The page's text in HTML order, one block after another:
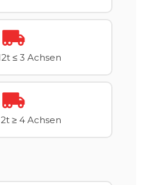
≤ 3 Achsen
≥ 4 Achsen